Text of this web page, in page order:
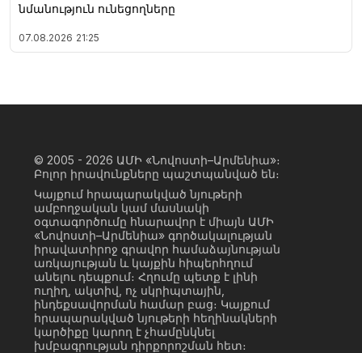
նմանություն ունեցողները
07.08.2026 21:25
© 2005 - 2026 ԱՄԻ «Նովոստի–Արմենիա»։
Բոլոր իրավունքները պաշտպանված են։
Կայքում հրապարակված նյութերի
ամբողջական կամ մասնակի
օգտագործումը հնարավոր է միայն ԱՄԻ
«Նովոստի–Արմենիա» գործակալության
իրավատիրոջ գրավոր համաձայնության
առկայության և կայքին հիպերհղում
անելու դեպքում։ Հղումը պետք է լինի
ուղիղ, ակտիվ, ոչ սկրիպտային,
ինդեքսավորման համար բաց։ Կայքում
հրապարակված նյութերի հեղինակների
կարծիքը կարող է չհամընկնել
խմբագրության դիրքորոշման հետ։